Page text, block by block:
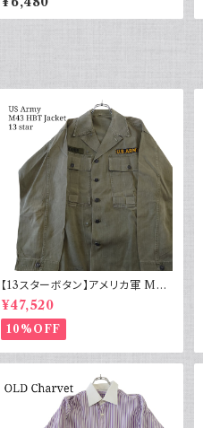
ック 黒 ポロシャツ 半袖
【13スターボタン】アメリカ軍 M43
HBT ジャケット パッチ 軍物 実物
¥47,520
10%OFF